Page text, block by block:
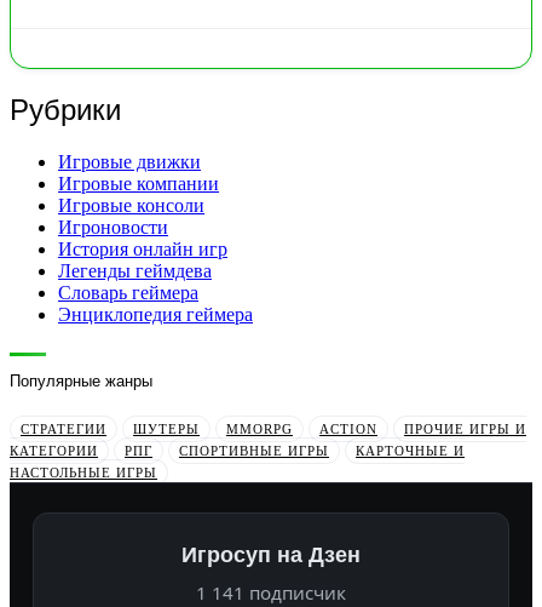
Рубрики
Игровые движки
Игровые компании
Игровые консоли
Игроновости
История онлайн игр
Легенды геймдева
Словарь геймера
Энциклопедия геймера
Популярные жанры
СТРАТЕГИИ ШУТЕРЫ MMORPG ACTION
ПРОЧИЕ ИГРЫ И
КАТЕГОРИИ
РПГ СПОРТИВНЫЕ ИГРЫ
КАРТОЧНЫЕ И
НАСТОЛЬНЫЕ ИГРЫ
Игросуп на Дзен
1 141 подписчик